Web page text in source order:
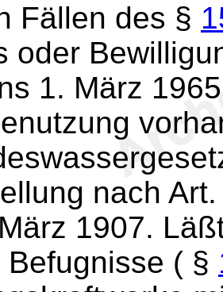
Fällen des §
oder
1. März
nach
1907.
( §